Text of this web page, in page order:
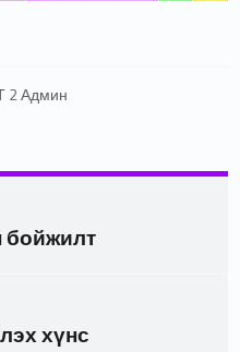
2 Админ
бойжилт
хүнс